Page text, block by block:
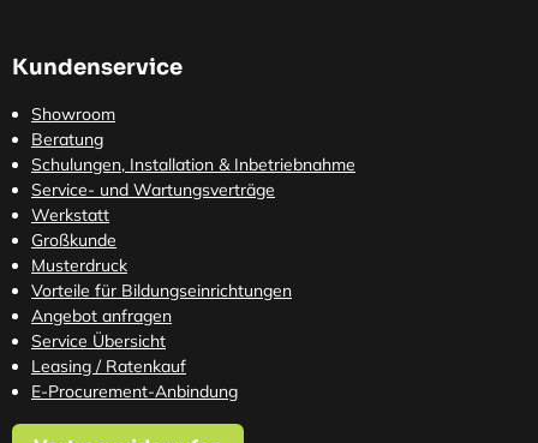
Kundenservice
Showroom
Beratung
Schulungen, Installation & Inbetriebnahme
Service- und Wartungsverträge
Werkstatt
Großkunde
Musterdruck
Vorteile für Bildungseinrichtungen
Angebot anfragen
Service Übersicht
Leasing / Ratenkauf
E-Procurement-Anbindung